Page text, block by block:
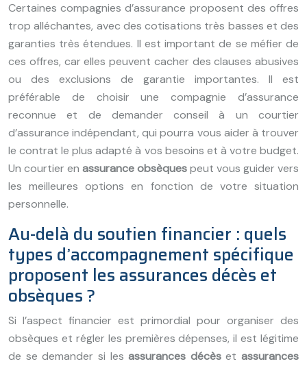
Certaines compagnies d’assurance proposent des offres
trop alléchantes, avec des cotisations très basses et des
garanties très étendues. Il est important de se méfier de
ces offres, car elles peuvent cacher des clauses abusives
ou des exclusions de garantie importantes. Il est
préférable de choisir une compagnie d’assurance
reconnue et de demander conseil à un courtier
d’assurance indépendant, qui pourra vous aider à trouver
le contrat le plus adapté à vos besoins et à votre budget.
Un courtier en assurance obsèquespeut vous guider vers
les meilleures options en fonction de votre situation
personnelle.
Au-delà du soutien financier : quels
types d’accompagnement spécifique
proposent les assurances décès et
obsèques ?
Si l’aspect financier est primordial pour organiser des
obsèques et régler les premières dépenses, il est légitime
de se demander si lesassurances décèset assurances